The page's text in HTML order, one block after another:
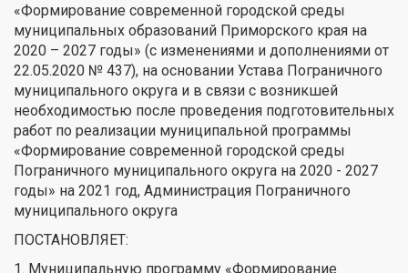
«Формирование современной городской среды
муниципальных образований Приморского края на
2020 – 2027 годы» (с изменениями и дополнениями от
22.05.2020 № 437), на основании Устава Пограничного
муниципального округа и в связи с возникшей
необходимостью после проведения подготовительных
работ по реализации муниципальной программы
«Формирование современной городской среды
Пограничного муниципального округа на 2020 - 2027
годы» на 2021 год, Администрация Пограничного
муниципального округа
ПОСТАНОВЛЯЕТ:
1. Муниципальную программу «Формирование